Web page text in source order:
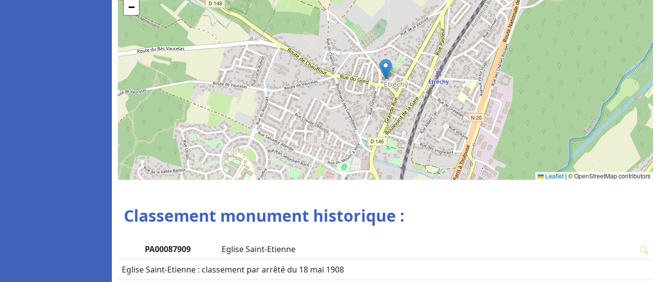
−
Leaflet | © OpenStreetMap contributors
Classement monument historique :
PA00087909
Eglise Saint-Etienne
Eglise Saint-Etienne : classement par arrêté du 18 mai 1908